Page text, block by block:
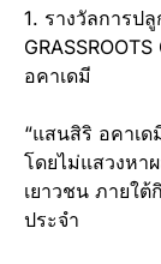
1. รางวัลการป
อคาเดมี
“แสนสิริ อคาเ
โดยไม่แสวงหา
เยาวชน ภายใ
ประจำ